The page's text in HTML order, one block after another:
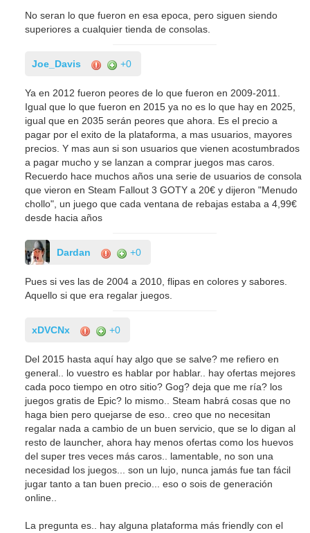
No seran lo que fueron en esa epoca, pero siguen siendo
superiores a cualquier tienda de consolas.
Joe_Davis +0
Ya en 2012 fueron peores de lo que fueron en 2009-2011.
Igual que lo que fueron en 2015 ya no es lo que hay en 2025,
igual que en 2035 serán peores que ahora. Es el precio a
pagar por el exito de la plataforma, a mas usuarios, mayores
precios. Y mas aun si son usuarios que vienen acostumbrados
a pagar mucho y se lanzan a comprar juegos mas caros.
Recuerdo hace muchos años una serie de usuarios de consola
que vieron en Steam Fallout 3 GOTY a 20€ y dijeron "Menudo
chollo", un juego que cada ventana de rebajas estaba a 4,99€
desde hacia años
Dardan +0
Pues si ves las de 2004 a 2010, flipas en colores y sabores.
Aquello si que era regalar juegos.
xDVCNx +0
Del 2015 hasta aquí hay algo que se salve? me refiero en
general.. lo vuestro es hablar por hablar.. hay ofertas mejores
cada poco tiempo en otro sitio? Gog? deja que me ría? los
juegos gratis de Epic? lo mismo.. Steam habrá cosas que no
haga bien pero quejarse de eso.. creo que no necesitan
regalar nada a cambio de un buen servicio, que se lo digan al
resto de launcher, ahora hay menos ofertas como los huevos
del super tres veces más caros.. lamentable, no son una
necesidad los juegos... son un lujo, nunca jamás fue tan fácil
jugar tanto a tan buen precio... eso o sois de generación
online..
La pregunta es.. hay alguna plataforma más friendly con el